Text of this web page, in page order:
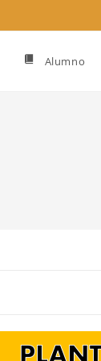
Alumno